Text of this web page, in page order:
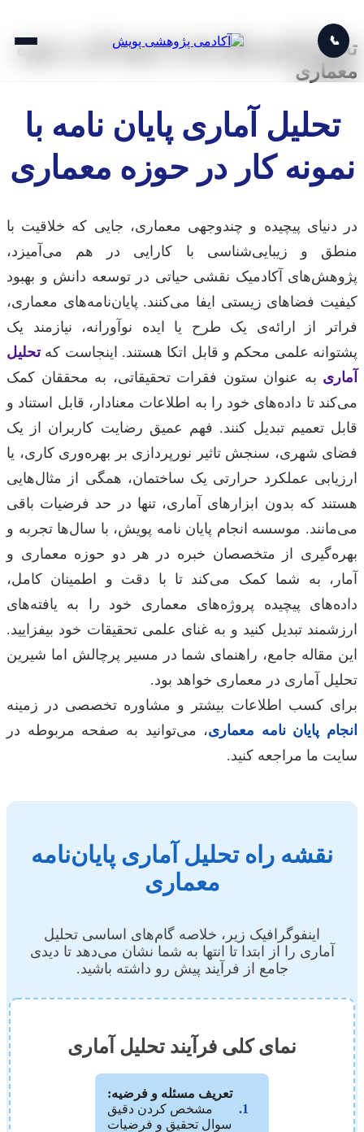
📞
تحلیل آماری پایان نامه با نمونه کار در حوزه
معماری
تحلیل آماری پایان نامه با
نمونه کار در حوزه معماری
در دنیای پیچیده و چندوجهی معماری، جایی که خلاقیت با
منطق و زیبایی‌شناسی با کارایی در هم می‌آمیزد،
پژوهش‌های آکادمیک نقشی حیاتی در توسعه دانش و بهبود
کیفیت فضاهای زیستی ایفا می‌کنند. پایان‌نامه‌های معماری،
فراتر از ارائه‌ی یک طرح یا ایده نوآورانه، نیازمند یک
پشتوانه علمی محکم و قابل اتکا هستند. اینجاست کهتحلیل
آماری به عنوان ستون فقرات تحقیقاتی، به محققان کمک
می‌کند تا داده‌های خود را به اطلاعات معنادار، قابل استناد و
قابل تعمیم تبدیل کنند. فهم عمیق رضایت کاربران از یک
فضای شهری، سنجش تاثیر نورپردازی بر بهره‌وری کاری، یا
ارزیابی عملکرد حرارتی یک ساختمان، همگی از مثال‌هایی
هستند که بدون ابزارهای آماری، تنها در حد فرضیات باقی
می‌مانند. موسسه انجام پایان نامه پویش، با سال‌ها تجربه و
بهره‌گیری از متخصصان خبره در هر دو حوزه معماری و
آمار، به شما کمک می‌کند تا با دقت و اطمینان کامل،
داده‌های پیچیده پروژه‌های معماری خود را به یافته‌های
ارزشمند تبدیل کنید و به غنای علمی تحقیقات خود بیفزایید.
این مقاله جامع، راهنمای شما در مسیر پرچالش اما شیرین
تحلیل آماری در معماری خواهد بود.
برای کسب اطلاعات بیشتر و مشاوره تخصصی در زمینه
انجام پایان نامه معماری، می‌توانید به صفحه مربوطه در
سایت ما مراجعه کنید.
نقشه راه تحلیل آماری پایان‌نامه
معماری
اینفوگرافیک زیر، خلاصه گام‌های اساسی تحلیل
آماری را از ابتدا تا انتها به شما نشان می‌دهد تا دیدی
جامع از فرآیند پیش رو داشته باشید.
نمای کلی فرآیند تحلیل آماری
1.
تعریف مسئله و فرضیه:
مشخص کردن دقیق
سوال تحقیق و فرضیات